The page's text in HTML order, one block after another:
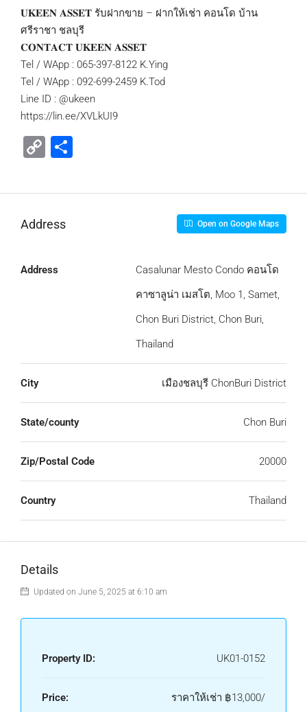
𝐔𝐊𝐄𝐄𝐍 𝐀𝐒𝐒𝐄𝐓 รับฝากขาย – ฝากให้เช่า คอนโด บ้าน
ศรีราชา ชลบุรี
𝐂𝐎𝐍𝐓𝐀𝐂𝐓 𝐔𝐊𝐄𝐄𝐍 𝐀𝐒𝐒𝐄𝐓
Tel / WApp : 065-397-8122 K.Ying
Tel / WApp : 092-699-2459 K.Tod
Line ID : @ukeen
https://lin.ee/XVLkUI9
Copy
Address Open on Google Maps
Address
Casalunar Mesto Condo คอนโด
คาซาลูน่า เมสโต, Moo 1, Samet,
Chon Buri District, Chon Buri,
Thailand
City เมืองชลบุรี ChonBuri District
State/county Chon Buri
Zip/Postal Code 20000
Country Thailand
Details
Updated on June 5, 2025 at 6:10 am
Property ID: UK01-0152
Price: ราคาให้เช่า ฿13,000/